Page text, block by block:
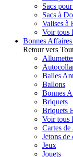
Sacs
Sacs à
Valises à
Voir tous
Bonnes
Retour vers
Balles
Ballons
Bonnes
Briquets
Briquets
Voir tous
Cartes de
Jetons de
Jeux
Jouets